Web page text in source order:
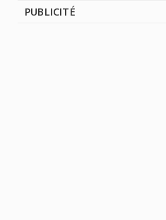
PUBLICITÉ